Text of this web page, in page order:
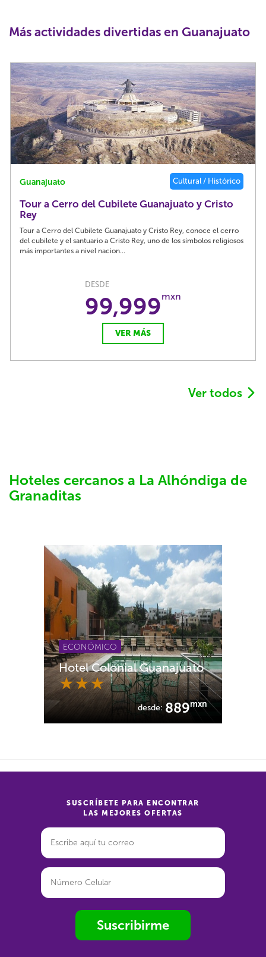
Más actividades divertidas en Guanajuato
Guanajuato Cultural / Histórico
Tour a Cerro del Cubilete Guanajuato y Cristo
Rey
Tour a Cerro del Cubilete Guanajuato y Cristo Rey, conoce el cerro
del cubilete y el santuario a Cristo Rey, uno de los símbolos religiosos
más importantes a nivel nacion...
DESDE
99,999mxn
VER MÁS
Ver todos
Hoteles cercanos a La Alhóndiga de
Granaditas
ECONÓMICO
Hotel Colonial Guanajuato
desde: 889mxn
SUSCRÍBETE PARA ENCONTRAR
LAS MEJORES OFERTAS
Suscribirme